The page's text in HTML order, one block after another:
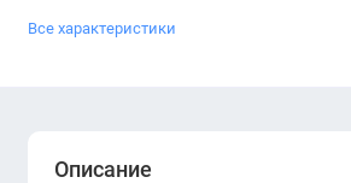
Все характеристики
Описание